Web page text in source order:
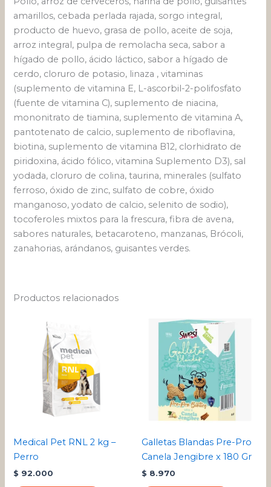
amarillos, cebada perlada rajada, sorgo integral,
producto de huevo, grasa de pollo, aceite de soja,
arroz integral, pulpa de remolacha seca, sabor a
hígado de pollo, ácido láctico, sabor a hígado de
cerdo, cloruro de potasio, linaza , vitaminas
(suplemento de vitamina E, L-ascorbil-2-polifosfato
(fuente de vitamina C), suplemento de niacina,
mononitrato de tiamina, suplemento de vitamina A,
pantotenato de calcio, suplemento de riboflavina,
biotina, suplemento de vitamina B12, clorhidrato de
piridoxina, ácido fólico, vitamina Suplemento D3), sal
yodada, cloruro de colina, taurina, minerales (sulfato
ferroso, óxido de zinc, sulfato de cobre, óxido
manganoso, yodato de calcio, selenito de sodio),
tocoferoles mixtos para la frescura, fibra de avena,
sabores naturales, betacaroteno, manzanas, Brócoli,
zanahorias, arándanos, guisantes verdes.
Productos relacionados
Medical Pet RNL 2 kg –
Perro
$ 92.000
Galletas Blandas Pre-Pro
Canela Jengibre x 180 Gr
$ 8.970